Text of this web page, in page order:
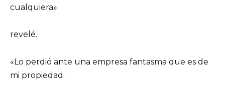
cualquiera».
revelé.
«Lo perdió ante una empresa fantasma que es de
mi propiedad.